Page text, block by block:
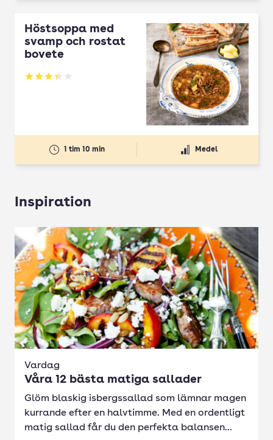
Höstsoppa med
svamp och rostat
bovete
Betyg: 3.33 av 5
1 tim 10 min Medel
Inspiration
Vardag
Våra 12 bästa matiga sallader
Glöm blaskig isbergssallad som lämnar magen
kurrande efter en halvtimme. Med en ordentligt
matig sallad får du den perfekta balansen...